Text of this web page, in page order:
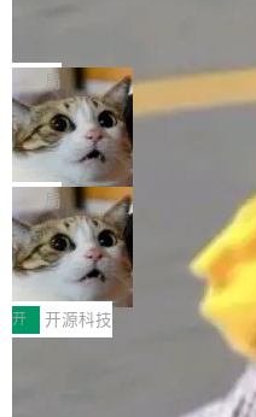
库之一。你的操作系统、浏览
施软件，很可能都在用它。而
的人一直在用业余...
i> <li>现在，助手可以直接使用 Exa 的网络搜索
结果回答问题，而无需将问题
（<a href="https://
bug.cgi?id=204...
的 npm 包。项目的核心论点是
ent 计算。真正适合的，是
工程师在这件事上没什么可谦
orkers 跑了十年 Isolate。用
nce 的话说：「我们一生都在
码，而 AI Agent 不需要容器，
late。」 容器为什么不合适 容
和销毁都太重了。一个 Agent
只需要几毫秒的 CPU 时间，
就绪要花数秒。如果未来有十...
局
OpenAI 公开邮件和聊天记录
诉讼，称“Apple is getting
g”
上个月，苹果一纸诉状把
控其挖角苹果前员工并窃取商
状把 OpenAI 描述成一个系统
人、套取机密信息的对手。
函，也没选择庭外沉默。它在
文，标题只有六个字：Apple
ng。 然后，它把邮件往来和
录全贴了出来。 他发错人了
iel Gross 来自 Weil 律所，2
局
HUAWEI MatePad Edge上
ddy鸿蒙PC版，说话就能干
搭子
全能AI工作台WorkBuddy鸿蒙
I MatePad Edge应用市场，直
用，与鸿蒙电脑上的体验一致
这是目前市面上唯一支持平板
C版的产品，搭载“人机双写”
开 开源科技
FFmpeg 9.0 发布：代号
全球知名开源多媒体框架